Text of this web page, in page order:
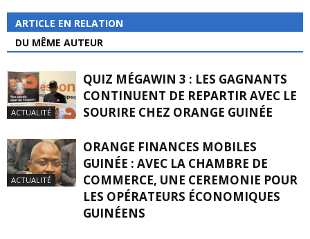
ARTICLE EN RELATION
DU MÊME AUTEUR
ACTUALITÉ
QUIZ MÉGAWIN 3 : LES GAGNANTS
CONTINUENT DE REPARTIR AVEC LE
SOURIRE CHEZ ORANGE GUINÉE
ACTUALITÉ
ORANGE FINANCES MOBILES
GUINÉE : AVEC LA CHAMBRE DE
COMMERCE, UNE CEREMONIE POUR
LES OPÉRATEURS ÉCONOMIQUES
GUINÉENS